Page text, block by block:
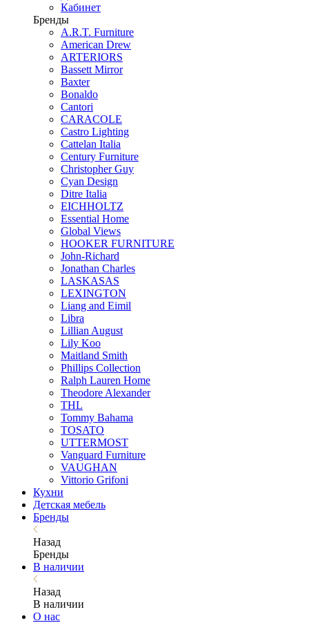
Кабинет
Бренды
A.R.T. Furniture
American Drew
ARTERIORS
Bassett Mirror
Baxter
Bonaldo
Cantori
CARACOLE
Castro Lighting
Cattelan Italia
Century Furniture
Christopher Guy
Cyan Design
Ditre Italia
EICHHOLTZ
Essential Home
Global Views
HOOKER FURNITURE
John-Richard
Jonathan Charles
LASKASAS
LEXINGTON
Liang and Eimil
Libra
Lillian August
Lily Koo
Maitland Smith
Phillips Collection
Ralph Lauren Home
Theodore Alexander
THL
Tommy Bahama
TOSATO
UTTERMOST
Vanguard Furniture
VAUGHAN
Vittorio Grifoni
Кухни
Детская мебель
Бренды
Назад
Бренды
В наличии
Назад
В наличии
О нас